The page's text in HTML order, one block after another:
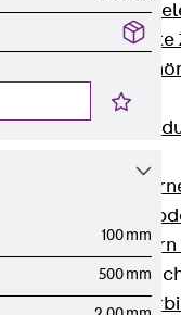
Querkraftdorn
Zurück
100 mm
500 mm